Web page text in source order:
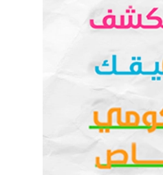
شعائر الحج،
إسماعيل عليهما السلام،
الله والاستعداد
والإيمان.